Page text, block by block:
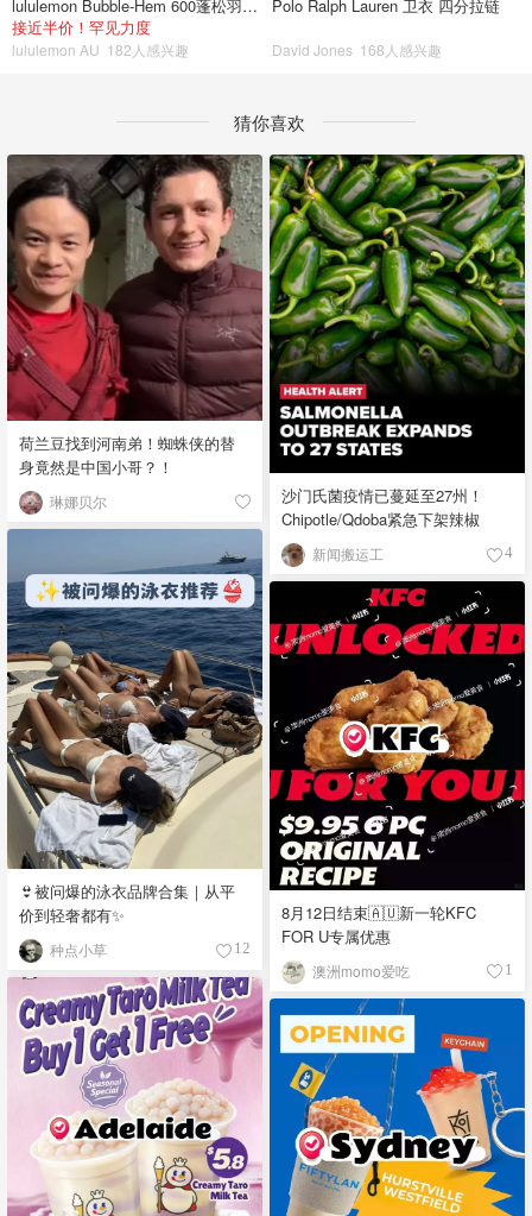
lululemon Bubble-Hem 600蓬松羽绒夹克
接近半价！罕见力度
lululemon AU 182人感兴趣
Polo Ralph Lauren 卫衣 四分拉链
David Jones 168人感兴趣
猜你喜欢
荷兰豆找到河南弟！蜘蛛侠的替
身竟然是中国小哥？！
琳娜贝尔
沙门氏菌疫情已蔓延至27州！
Chipotle/Qdoba紧急下架辣椒
新闻搬运工 4
👙被问爆的泳衣品牌合集｜从平
价到轻奢都有✨
种点小草 12
8月12日结束🇦🇺新一轮KFC
FOR U专属优惠
澳洲momo爱吃 1